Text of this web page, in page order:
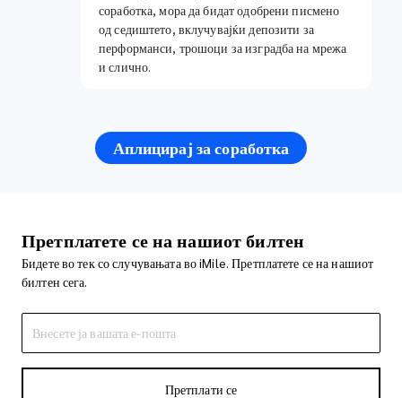
соработка, мора да бидат одобрени писмено
од седиштето, вклучувајќи депозити за
перформанси, трошоци за изградба на мрежа
и слично.
Аплицирај за соработка
Претплатете се на нашиот билтен
Бидете во тек со случувањата во iMile. Претплатете се на нашиот
билтен сега.
Претплати се